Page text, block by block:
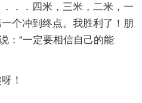
．．四米，三米，二米，一
个冲到终点。我胜利了！朋
：“一定要相信自己的能
！